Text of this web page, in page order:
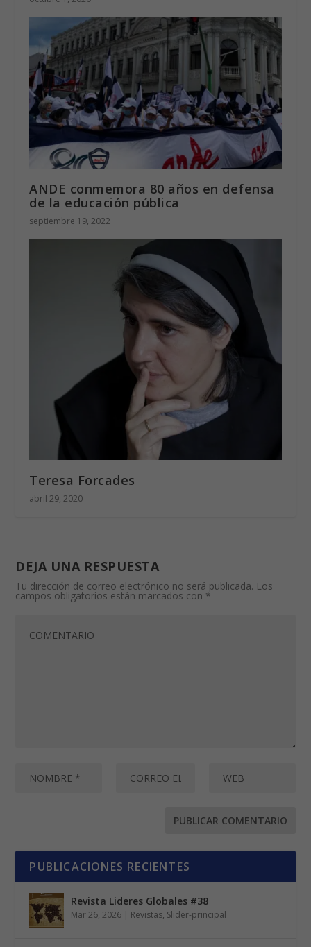
ANDE conmemora 80 años en defensa
de la educación pública
septiembre 19, 2022
Teresa Forcades
abril 29, 2020
DEJA UNA RESPUESTA
Tu dirección de correo electrónico no será publicada. Los
campos obligatorios están marcados con *
PUBLICACIONES RECIENTES
Revista Lideres Globales #38
Mar 26, 2026 | Revistas, Slider-principal